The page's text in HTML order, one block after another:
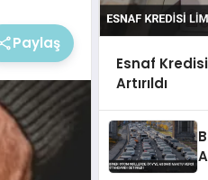
Paylaş
Esnaf
Artırıldı